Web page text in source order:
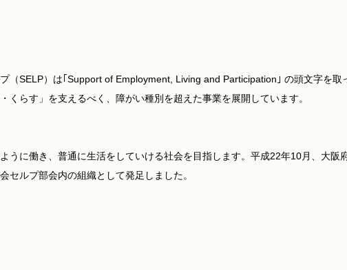
SELP）は｢Support of Employment, Living and Participation｣ の頭文字を取
らす」を支えるべく、障がい種別を超えた事業を展開しています。
に働き、普通に生活をしていける社会を目指します。平成22年10月、大阪
セルプ部会内の組織として発足しました。